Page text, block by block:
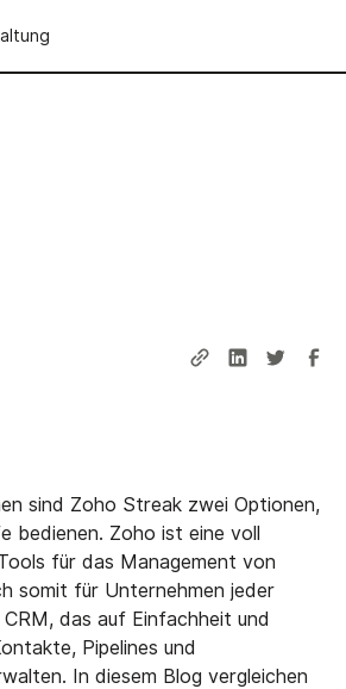
sind Zoho Streak zwei Optionen,
bedienen. Zoho ist eine voll
für das Management von
somit für Unternehmen jeder
das auf Einfachheit und
Pipelines und
In diesem Blog vergleichen